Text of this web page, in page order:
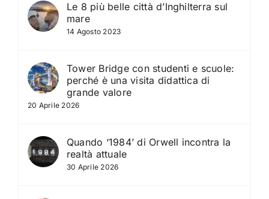
Le 8 più belle città d’Inghilterra sul
mare
14 Agosto 2023
Tower Bridge con studenti e scuole:
perché è una visita didattica di
grande valore
20 Aprile 2026
Quando ‘1984’ di Orwell incontra la
realtà attuale
30 Aprile 2026